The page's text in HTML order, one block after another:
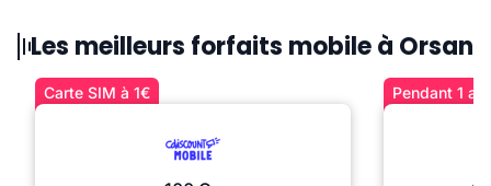
Les meilleurs forfaits mobile à Orsan
Carte SIM à 1€ Pendant 1